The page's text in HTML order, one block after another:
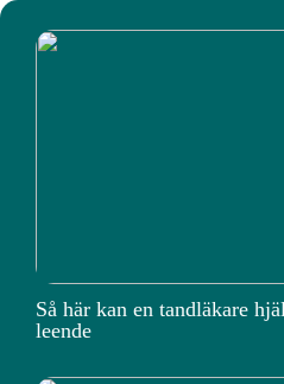
Så här kan en tandläkare
leende